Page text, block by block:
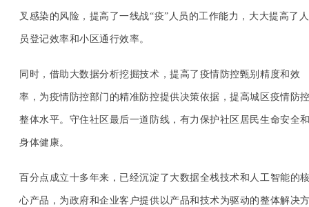
叉感染的风险，提高了一线战“疫”人员的工作能力，大大提高了人
员登记效率和小区通行效率。
同时，借助大数据分析挖掘技术，提高了疫情防控甄别精度和效
率，为疫情防控部门的精准防控提供决策依据，提高城区疫情防
整体水平。守住社区最后一道防线，有力保护社区居民生命安全
身体健康。
百分点成立十多年来，已经沉淀了大数据全栈技术和人工智能的
心产品，为政府和企业客户提供以产品和技术为驱动的整体解决